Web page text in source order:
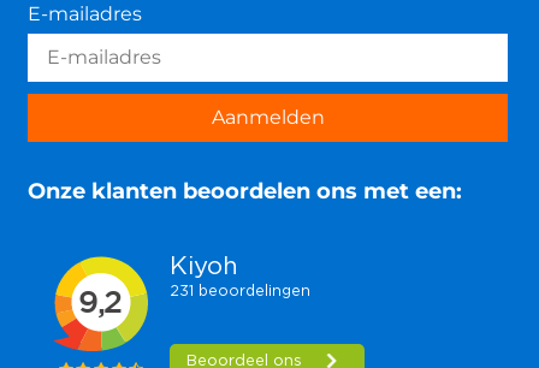
E-mailadres
Aanmelden
Onze klanten beoordelen ons met een: